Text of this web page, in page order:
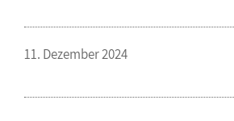
11. Dezember 2024